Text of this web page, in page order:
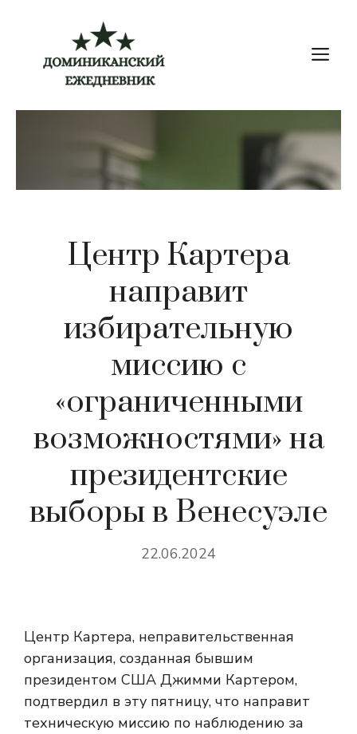
содержимому
Центр Картера
направит
избирательную
миссию с
«ограниченными
возможностями» на
президентские
выборы в Венесуэле
22.06.2024
Центр Картера, неправительственная
организация, созданная бывшим
президентом США Джимми Картером,
подтвердил в эту пятницу, что направит
техническую миссию по наблюдению за